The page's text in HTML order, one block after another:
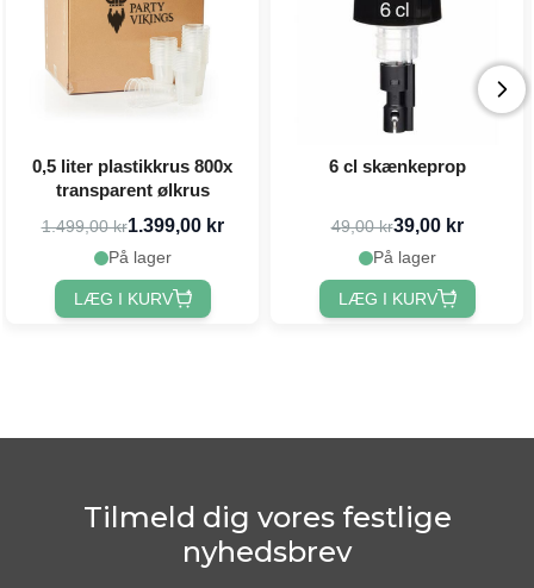
0,5 liter plastikkrus 800x
transparent ølkrus
1.499,00 kr1.399,00 kr
På lager
LÆG I KURV
6 cl skænkeprop
49,00 kr39,00 kr
På lager
LÆG I KURV
Tilmeld dig vores festlige
nyhedsbrev